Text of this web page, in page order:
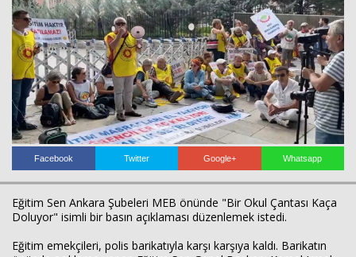
Facebook Twitter Google+ Whatsapp
Eğitim Sen Ankara Şubeleri MEB önünde "Bir Okul Çantası Kaça
Doluyor" isimli bir basın açıklaması düzenlemek istedi.
Eğitim emekçileri, polis barikatıyla karşı karşıya kaldı. Barikatın
VİDEO GALERİ
KÜNYE
İLETİŞİM
Haberin Doğru Adresi.